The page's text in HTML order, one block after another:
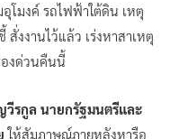
โมงค์ รถไฟฟ้าใต้ดิน เหตุ
งงานไว้แล้ว เร่งหาสาเหตุ
องด่วนคืนนี้
รกูล นายกรัฐมนตรีและ
ให้สัมภาษณ์ภายหลังหารือ